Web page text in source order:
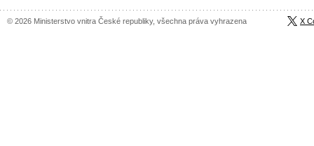
© 2026 Ministerstvo vnitra České republiky, všechna práva vyhrazena X